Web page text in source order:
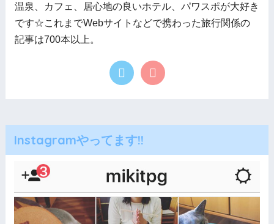
温泉、カフェ、居心地の良いホテル、パワスポが大好き
です☆これまでWebサイトなどで携わった旅行関係の
記事は700本以上。
Instagramやってます!!